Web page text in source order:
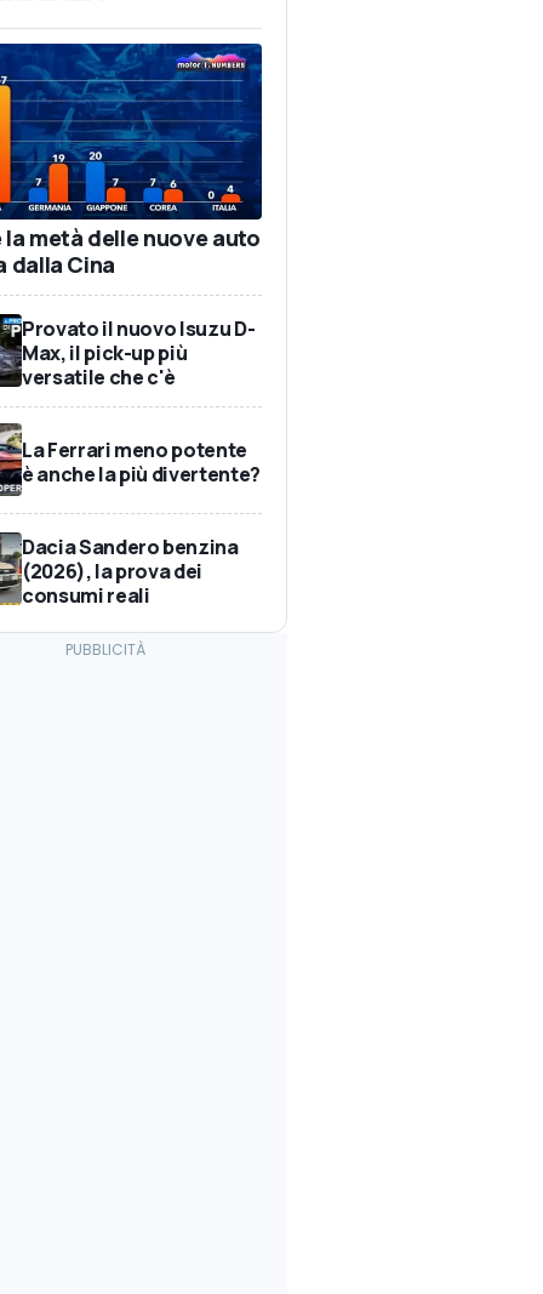
la metà delle nuove auto
dalla Cina
Provato il nuovo Isuzu D-
Max, il pick-up più
versatile che c'è
La Ferrari meno potente
è anche la più divertente?
Dacia Sandero benzina
(2026), la prova dei
consumi reali